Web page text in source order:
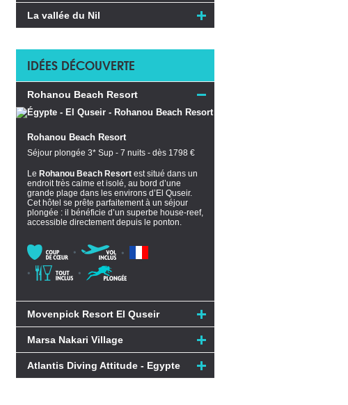
La vallée du Nil
IDÉES DÉCOUVERTE
Rohanou Beach Resort
Rohanou Beach Resort
Séjour plongée 3* Sup - 7 nuits - dès 1798 €
Le Rohanou Beach Resort est situé dans un
endroit très calme et isolé, au bord d’une
grande plage dans les environs d’El Quseir.
Cet hôtel se prête parfaitement à un séjour
plongée : il bénéficie d’un superbe house-reef,
accessible directement depuis le ponton.
Movenpick Resort El Quseir
Marsa Nakari Village
Atlantis Diving Attitude - Egypte